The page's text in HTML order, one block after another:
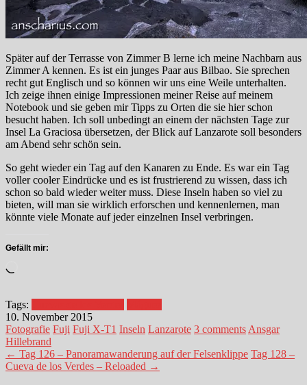
Später auf der Terrasse von Zimmer B lerne ich meine Nachbarn aus
Zimmer A kennen. Es ist ein junges Paar aus Bilbao. Sie sprechen
recht gut Englisch und so können wir uns eine Weile unterhalten.
Ich zeige ihnen einige Impressionen meiner Reise auf meinem
Notebook und sie geben mir Tipps zu Orten die sie hier schon
besucht haben. Ich soll unbedingt an einem der nächsten Tage zur
Insel La Graciosa übersetzen, der Blick auf Lanzarote soll besonders
am Abend sehr schön sein.
So geht wieder ein Tag auf den Kanaren zu Ende. Es war ein Tag
voller cooler Eindrücke und es ist frustrierend zu wissen, dass ich
schon so bald wieder weiter muss. Diese Inseln haben so viel zu
bieten, will man sie wirklich erforschen und kennenlernen, man
könnte viele Monate auf jeder einzelnen Insel verbringen.
Gefällt mir:
Tags:
10. November 2015
Fotografie Fuji Fuji X-T1 Inseln Lanzarote 3 comments Ansgar
Hillebrand
← Tag 126 – Panoramawanderung auf der Felsenklippe Tag 128 –
Cueva de los Verdes – Reloaded →